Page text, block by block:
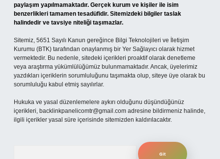
paylaşım yapılmamaktadır. Gerçek kurum ve kişiler ile isim
benzerlikleri tamamen tesadüfidir. Sitemizdeki bilgiler taslak
halindedir ve tavsiye niteliği taşımazlar.
Sitemiz, 5651 Sayılı Kanun gereğince Bilgi Teknolojileri ve İletişim
Kurumu (BTK) tarafından onaylanmış bir Yer Sağlayıcı olarak hizmet
vermektedir. Bu nedenle, sitedeki içerikleri proaktif olarak denetleme
veya araştırma yükümlülüğümüz bulunmamaktadır. Ancak, üyelerimiz
yazdıkları içeriklerin sorumluluğunu taşımakta olup, siteye üye olarak bu
sorumluluğu kabul etmiş sayılırlar.
Hukuka ve yasal düzenlemelere aykırı olduğunu düşündüğünüz
içerikleri, backlinkpanelicomtr@gmail.com adresine bildirmeniz halinde,
ilgili içerikler yasal süre içerisinde sitemizden kaldırılacaktır.